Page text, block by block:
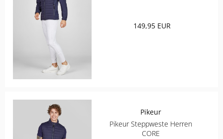
149,95 EUR
Pikeur
Pikeur Steppweste Herren
CORE